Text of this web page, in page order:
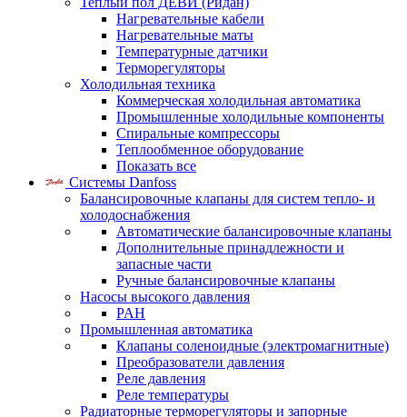
Нагревательные кабели
Нагревательные маты
Температурные датчики
Терморегуляторы
Холодильная техника
Коммерческая холодильная автоматика
Промышленные холодильные компоненты
Спиральные компрессоры
Теплообменное оборудование
Показать все
Системы Danfoss
Балансировочные клапаны для систем тепло- и
холодоснабжения
Автоматические балансировочные клапаны
Дополнительные принадлежности и
запасные части
Ручные балансировочные клапаны
Насосы высокого давления
PAH
Промышленная автоматика
Клапаны соленоидные (электромагнитные)
Преобразователи давления
Реле давления
Реле температуры
Радиаторные терморегуляторы и запорные